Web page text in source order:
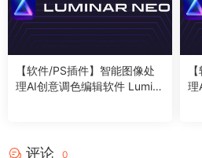
【软件/PS插件】智能图像处
理AI创意调色编辑软件 Lumin
理
评论 0